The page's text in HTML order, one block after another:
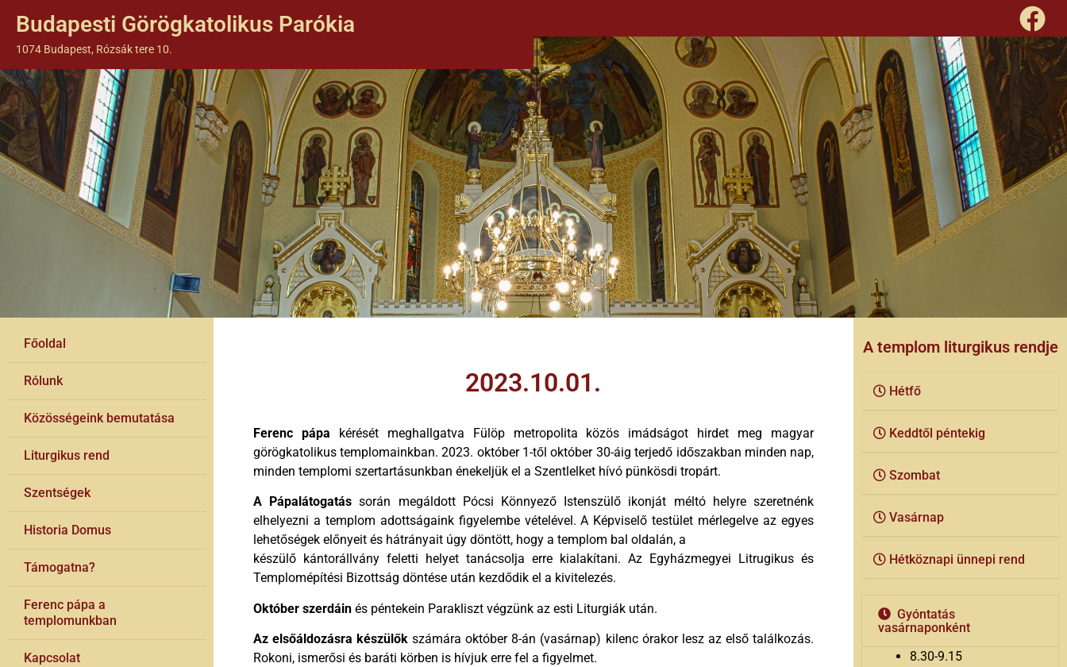
Budapesti Görögkatolikus Parókia
1074 Budapest, Rózsák tere 10.
Főoldal
Rólunk
Közösségeink bemutatása
Liturgikus rend
Szentségek
Historia Domus
Támogatna?
Ferenc pápa a
templomunkban
Kapcsolat
2023.10.01.
Ferenc pápa kérését meghallgatva Fülöp metropolita közös imádságot hirdet meg magyar
görögkatolikus templomainkban. 2023. október 1-től október 30-áig terjedő időszakban minden nap,
minden templomi szertartásunkban énekeljük el a Szentlelket hívó pünkösdi tropárt.
A Pápalátogatás során megáldott Pócsi Könnyező Istenszülő ikonját méltó helyre szeretnénk
elhelyezni a templom adottságaink figyelembe vételével. A Képviselő testület mérlegelve az egyes
lehetőségek előnyeit és hátrányait úgy döntött, hogy a templom bal oldalán, a
készülő kántorállvány feletti helyet tanácsolja erre kialakítani. Az Egyházmegyei Litrugikus és
Templomépítési Bizottság döntése után kezdődik el a kivitelezés.
Október szerdáinés péntekein Parakliszt végzünk az esti Liturgiák után.
Az elsőáldozásra készülők számára október 8-án (vasárnap) kilenc órakor lesz az első találkozás.
Rokoni, ismerősi és baráti körben is hívjuk erre fel a figyelmet.
A templom liturgikus rendje
Hétfő
Keddtől péntekig
Szombat
Vasárnap
Hétköznapi ünnepi rend
Gyóntatás
vasárnaponként
8.30-9.15